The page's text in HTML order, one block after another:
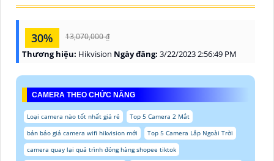
30% 13,070,000 ₫
Thương hiệu: Hikvision Ngày đăng: 3/22/2023 2:56:49 PM
CAMERA THEO CHỨC NĂNG
Loại camera nào tốt nhất giá rẻ
Top 5 Camera 2 Mắt
bản báo giá camera wifi hikvision mới
Top 5 Camera Lắp Ngoài Trời
camera quay lại quá trình đóng hàng shopee tiktok